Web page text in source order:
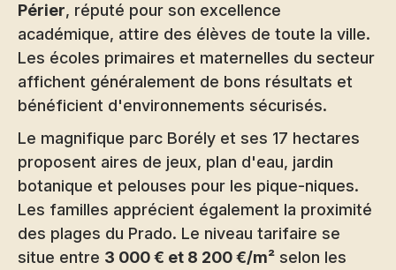
Périer, réputé pour son excellence
académique, attire des élèves de toute la ville.
Les écoles primaires et maternelles du secteur
affichent généralement de bons résultats et
bénéficient d'environnements sécurisés.
Le magnifique parc Borély et ses 17 hectares
proposent aires de jeux, plan d'eau, jardin
botanique et pelouses pour les pique-niques.
Les familles apprécient également la proximité
des plages du Prado. Le niveau tarifaire se
situe entre 3 000 € et 8 200 €/m² selon les